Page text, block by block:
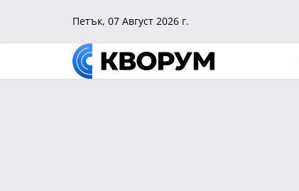
Петък, 07 Август 2026 г.